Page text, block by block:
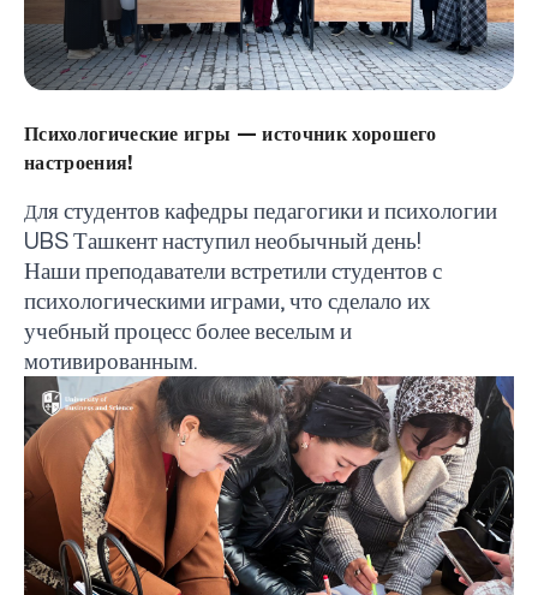
Психологические игры — источник хорошего
настроения!
Для студентов кафедры педагогики и психологии
UBS Ташкент наступил необычный день!
Наши преподаватели встретили студентов с
психологическими играми, что сделало их
учебный процесс более веселым и
мотивированным.